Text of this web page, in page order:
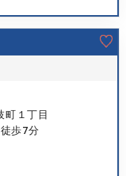
町１丁目
歩7分